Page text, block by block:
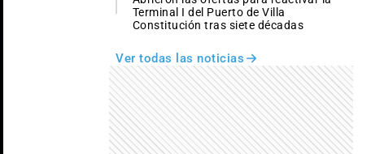
Terminal I del Puerto de Villa
Constitución tras siete décadas
Ver todas las noticias